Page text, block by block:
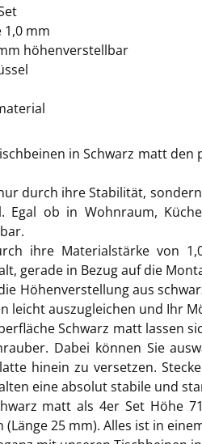
1,0 mm
höhenverstellbar
in Schwarz matt
durch ihre Stabilität,
ob in Wohnraum,
ihre Materialstärke von
gerade in Bezug auf die
Höhenverstellung aus
auszugleichen und Ihr
Schwarz matt lassen
Dabei können Sie
hinein zu versetzen.
eine absolut stabile und
matt als 4er Set Höhe
25 mm). Alles ist in